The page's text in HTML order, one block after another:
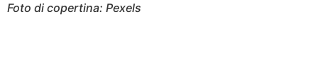
Foto di copertina: Pexels